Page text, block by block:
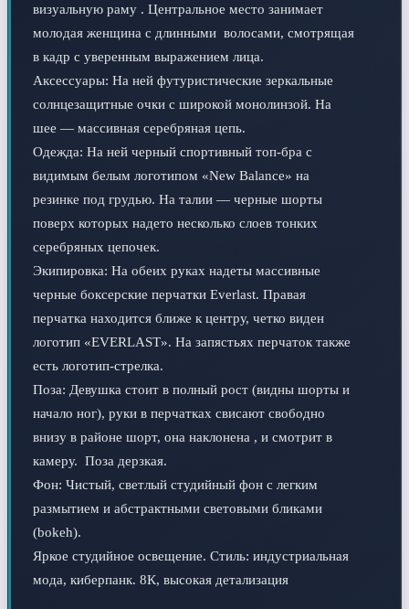
визуальную раму . Центральное место занимает
молодая женщина с длинными  волосами, смотрящая
в кадр с уверенным выражением лица.
Аксессуары: На ней футуристические зеркальные
солнцезащитные очки с широкой монолинзой. На
шее — массивная серебряная цепь.
Одежда: На ней черный спортивный топ-бра с
видимым белым логотипом «New Balance» на
резинке под грудью. На талии — черные шорты
поверх которых надето несколько слоев тонких
серебряных цепочек.
Экипировка: На обеих руках надеты массивные
черные боксерские перчатки Everlast. Правая
перчатка находится ближе к центру, четко виден
логотип «EVERLAST». На запястьях перчаток также
есть логотип-стрелка.
Поза: Девушка стоит в полный рост (видны шорты и
начало ног), руки в перчатках свисают свободно
внизу в районе шорт, она наклонена , и смотрит в
камеру.  Поза дерзкая.
Фон: Чистый, светлый студийный фон с легким
размытием и абстрактными световыми бликами
(bokeh).
Яркое студийное освещение. Стиль: индустриальная
мода, киберпанк. 8К, высокая детализация